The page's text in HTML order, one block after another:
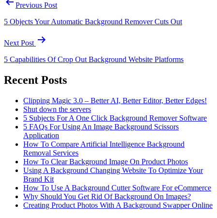
Previous Post
5 Objects Your Automatic Background Remover Cuts Out
Next Post
5 Capabilities Of Crop Out Background Website Platforms
Recent Posts
Clipping Magic 3.0 – Better AI, Better Editor, Better Edges!
Shut down the servers
5 Subjects For A One Click Background Remover Software
5 FAQs For Using An Image Background Scissors
Application
How To Compare Artificial Intelligence Background
Removal Services
How To Clear Background Image On Product Photos
Using A Background Changing Website To Optimize Your
Brand Kit
How To Use A Background Cutter Software For eCommerce
Why Should You Get Rid Of Background On Images?
Creating Product Photos With A Background Swapper Online